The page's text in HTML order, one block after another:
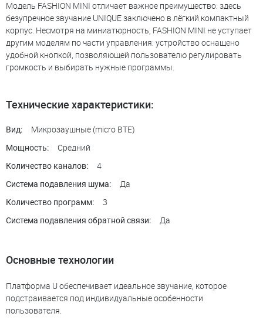
Модель FASHION MINI отличает важное преимущество: здесь
безупречное звучание UNIQUE заключено в лёгкий компактный
корпус. Несмотря на миниатюрность, FASHION MINI не уступает
другим моделям по части управления: устройство оснащено
удобной кнопкой, позволяющей пользователю регулировать
громкость и выбирать нужные программы.
Технические характеристики:
Вид: Микрозаушные (micro BTE)
Мощность: Средний
Количество каналов: 4
Система подавления шума: Да
Количество программ: 3
Система подавления обратной связи: Да
Основные технологии
Платформа U обеспечивает идеальное звучание, которое
подстраивается под индивидуальные особенности
пользователя.